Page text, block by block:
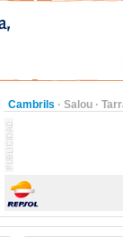
Cambrils · Salou ·